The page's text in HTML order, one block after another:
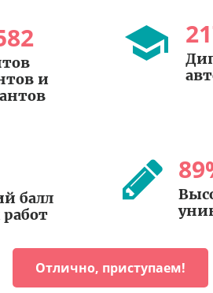
и
балл
89
Отлично, приступаем!